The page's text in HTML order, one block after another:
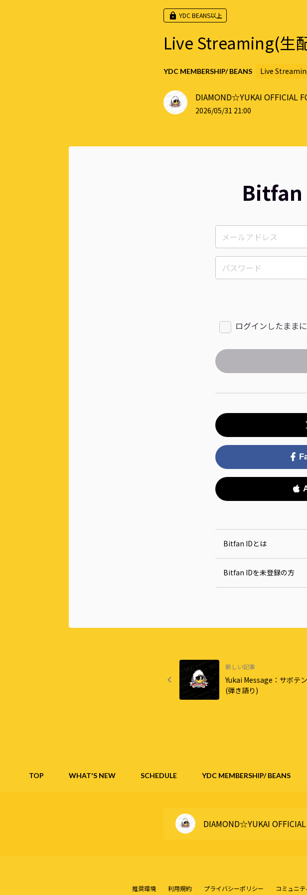
YDC BEANS以上
Live Streaming(生
YDC MEMBERSHIP/ BEANS Live
DIAMOND☆YUKAI OFFICIAL
2026/05/31 21:00
Bitfan
ログインしたまま
Bitfan IDとは
Bitfan IDを未登録の方
新しい記事
Yukai Message：サボテ
(弾き語り)
TOP WHAT'S NEW SCHEDULE YDC MEMBERSHIP/ BEANS
DIAMOND☆YUKAI
推奨環境 利用規約 プライバシーポリシー コミュニ